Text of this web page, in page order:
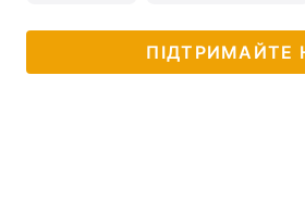
ПІДТРИМАЙТЕ